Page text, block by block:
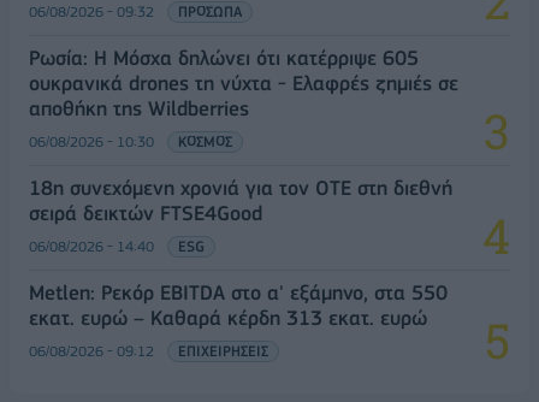
06/08/2026 - 09:32 ΠΡΟΣΩΠΑ
Ρωσία: Η Μόσχα δηλώνει ότι κατέρριψε 605
ουκρανικά drones τη νύχτα - Ελαφρές ζημιές σε
αποθήκη της Wildberries
06/08/2026 - 10:30 ΚΟΣΜΟΣ
18η συνεχόμενη χρονιά για τον ΟΤΕ στη διεθνή
σειρά δεικτών FTSE4Good
06/08/2026 - 14:40 ESG
Metlen: Ρεκόρ EBITDA στο α' εξάμηνο, στα 550
εκατ. ευρώ – Καθαρά κέρδη 313 εκατ. ευρώ
06/08/2026 - 09:12 ΕΠΙΧΕΙΡΗΣΕΙΣ